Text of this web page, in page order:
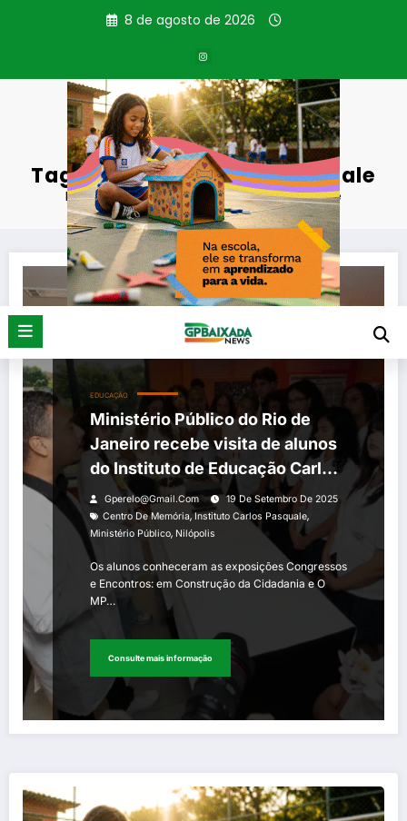
8 de agosto de 2026
Tag: Instituto Carlos Pasquale
Página inicial Instituto Carlos Pasquale
EDUCAÇÃO
Ministério Público do Rio de
Janeiro recebe visita de alunos
do Instituto de Educação Carlos
Pasquale, de Nilópolis, por meio
do Centro de Memória
Gperelo@gmail.com
19 De Setembro De 2025
Centro De Memória,Instituto Carlos Pasquale,
Ministério Público, Nilópolis
Os alunos conheceram as exposições Congressos
e Encontros: em Construção da Cidadania e O
MP…
Consulte mais informação